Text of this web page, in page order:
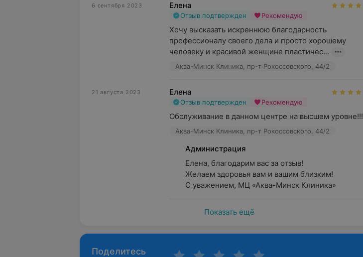
6 сентября 2023 Елена
Отзыв подтвержден Рекомендую
Хочу высказать искреннюю благодарность
профессионалу своего дела и просто хорошему
человеку и красивой женщине пластичес...
Аква-Минск Клиника, пр-т Рокоссовского, 44/2
21 августа 2023 Елена
Отзыв подтвержден Рекомендую
Обслуживание в данном центре на высшем уровне!!!
Аква-Минск Клиника, пр-т Рокоссовского, 44/2
Администрация
Елена, благодарим вас за отзыв!
Желаем здоровья вам и вашим близким!
С уважением, МЦ «Аква-Минск Клиника»
Показать ещё
Поделитесь